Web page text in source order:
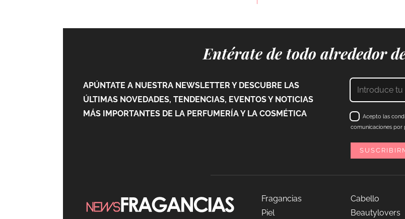
Entérate de todo alrededor
APÚNTATE A NUESTRA NEWSLETTER Y DESCUBRE LAS
ÚLTIMAS NOVEDADES, TENDENCIAS, EVENTOS Y NOTICIAS
MÁS IMPORTANTES DE LA PERFUMERÍA Y LA COSMÉTICA
Acepto las
comunicaciones por
Fragancias
Piel
Cabello
Beautylovers